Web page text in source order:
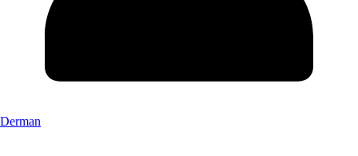
Derman